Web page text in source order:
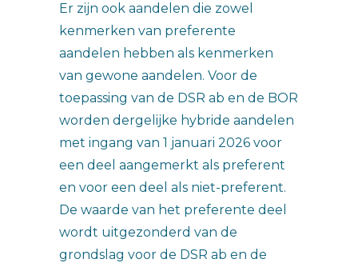
Er zijn ook aandelen die zowel
kenmerken van preferente
aandelen hebben als kenmerken
van gewone aandelen. Voor de
toepassing van de DSR ab en de BOR
worden dergelijke hybride aandelen
met ingang van 1 januari 2026 voor
een deel aangemerkt als preferent
en voor een deel als niet-preferent.
De waarde van het preferente deel
wordt uitgezonderd van de
grondslag voor de DSR ab en de